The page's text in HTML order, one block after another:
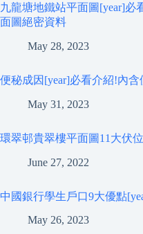
九龍塘地鐵站平面圖[year]必
面圖絕密資料
May 28, 2023
便秘成因[year]必看介紹!內
May 31, 2023
環翠邨貴翠樓平面圖11大伏
June 27, 2022
中國銀行學生戶口9大優點
May 26, 2023